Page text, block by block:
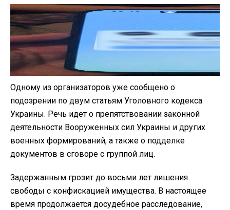
Одному из организаторов уже сообщено о
подозрении по двум статьям Уголовного кодекса
Украины. Речь идет о препятствовании законной
деятельности Вооруженных сил Украины и других
военных формирований, а также о подделке
документов в сговоре с группой лиц.
Задержанным грозит до восьми лет лишения
свободы с конфискацией имущества. В настоящее
время продолжается досудебное расследование,